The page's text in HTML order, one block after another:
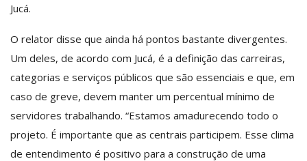
Jucá.
O relator disse que ainda há pontos bastante divergentes.
Um deles, de acordo com Jucá, é a definição das carreiras,
categorias e serviços públicos que são essenciais e que, em
caso de greve, devem manter um percentual mínimo de
servidores trabalhando. “Estamos amadurecendo todo o
projeto. É importante que as centrais participem. Esse clima
de entendimento é positivo para a construção de uma